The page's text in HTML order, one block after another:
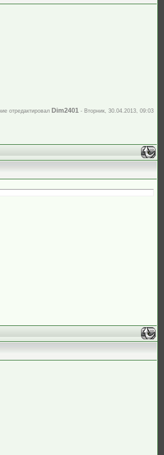
отредактировал Dim2401 - Вторник, 30.04.2013, 09:03